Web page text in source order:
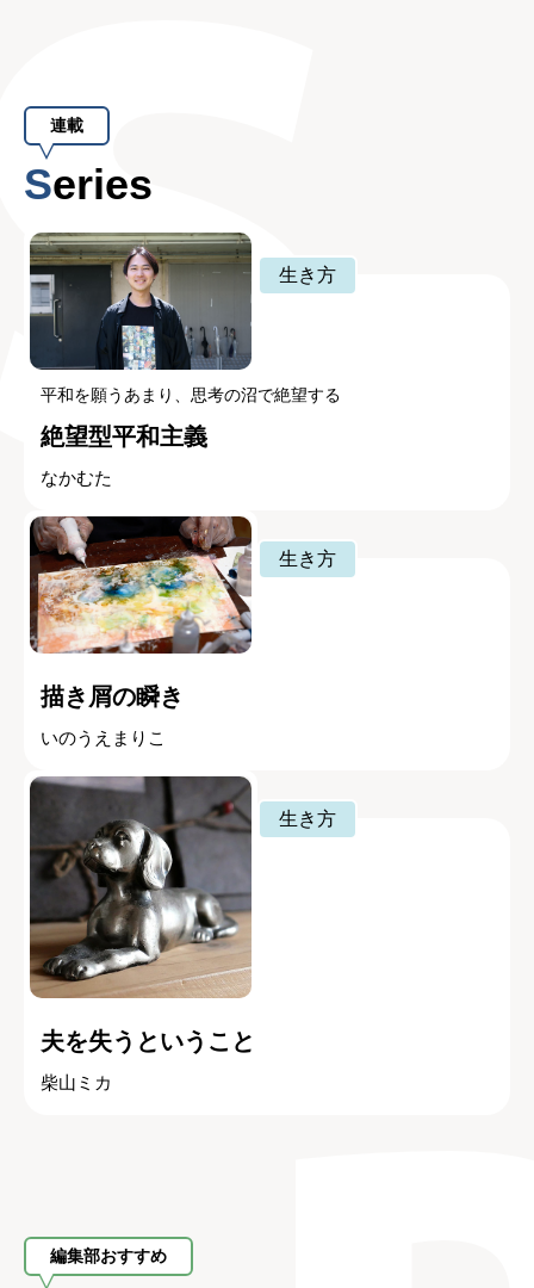
連載
Series
生き方
平和を願うあまり、思考の沼で絶望する
絶望型平和主義
なかむた
生き方
描き屑の瞬き
いのうえまりこ
生き方
夫を失うということ
柴山ミカ
編集部おすすめ